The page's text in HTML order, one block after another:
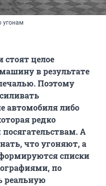
угонам
стоят целое
в результате
Поэтому
автомобиля либо
редко
А
что угоняют, а
списки
по
реальную